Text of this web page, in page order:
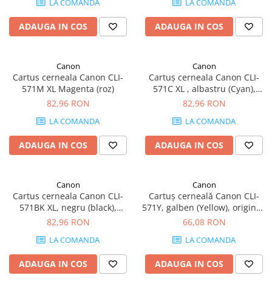
Hard disk-uri externe
Placi captura
Adaptoare PCI / PCIe
Accesorii retelistica
LA COMANDA
ADAUGA IN COS
LA COMANDA
ADAUGA IN COS
Canon
Cartus cerneala Canon CLI-
571M XL Magenta (roz)
82,96 RON
LA COMANDA
ADAUGA IN COS
Canon
Cartuș cerneala Canon CLI-
571C XL , albastru (Cyan),
original, 680 pagini, 11 ml
82,96 RON
LA COMANDA
ADAUGA IN COS
Canon
Cartus cerneala Canon CLI-
571BK XL, negru (black),
original, 376 pagini, 11 ml
82,96 RON
LA COMANDA
ADAUGA IN COS
Canon
Cartuș cerneală Canon CLI-
571Y, galben (Yellow), original,
161 pagini, 7 ml
66,08 RON
LA COMANDA
ADAUGA IN COS